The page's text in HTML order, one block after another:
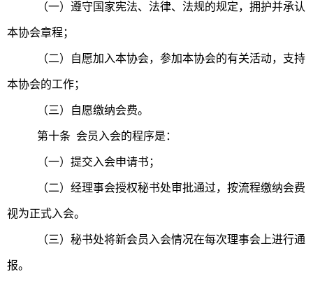
（一）遵守国家宪法、法律、法规的规定，拥护并承认
本协会章程；
（二）自愿加入本协会，参加本协会的有关活动，支持
本协会的工作；
（三）自愿缴纳会费。
第十条 会员入会的程序是：
（一）提交入会申请书；
（二）经理事会授权秘书处审批通过，按流程缴纳会费
视为正式入会。
（三）秘书处将新会员入会情况在每次理事会上进行通
报。